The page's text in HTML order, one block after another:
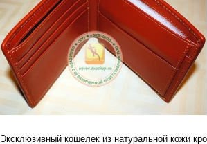
Эксклюзивный кошелек из натуральной кожи